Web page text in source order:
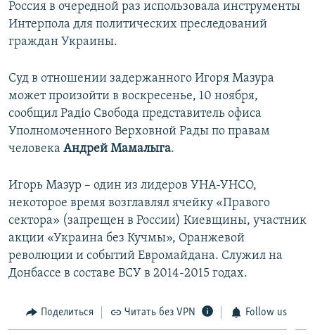
Россия в очередной раз использовала инструменты
Интерпола для политических преследований
граждан Украины.
Суд в отношении задержанного Игоря Мазура
может произойти в воскресенье, 10 ноября,
сообщил Радіо Свобода представитель офиса
Уполномоченного Верховной Рады по правам
человека Андрей Мамалыга.
Игорь Мазур – один из лидеров УНА-УНСО,
некоторое время возглавлял ячейку «Правого
сектора» (запрещен в России) Киевщины, участник
акции «Украина без Кучмы», Оранжевой
революции и событий Евромайдана. Служил на
Донбассе в составе ВСУ в 2014-2015 годах.
Поделиться Читать без VPN Follow us